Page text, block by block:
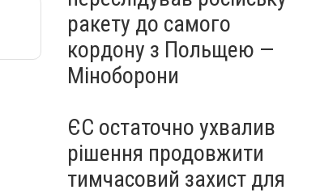
ракету до самого
кордону з Польщею —
Міноборони
ЄС остаточно ухвалив
рішення продовжити
тимчасовий захист для